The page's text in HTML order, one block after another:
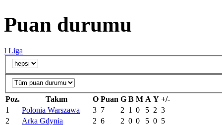
Puan durumu
I Liga
Poz. Takım O Puan G B M A Y +/-
1
Polonia Warszawa 3 7 2 1 0 5 2 3
2
Arka Gdynia 2 6 2 0 0 5 0 5